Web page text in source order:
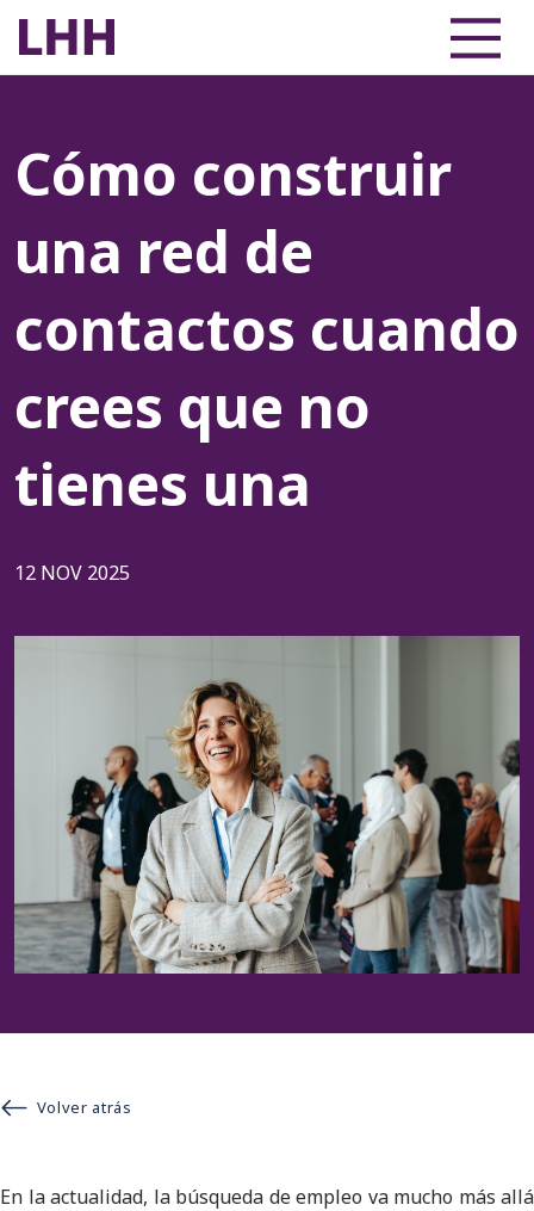
Cómo construir
una red de
contactos cuando
crees que no
tienes una
12 NOV 2025
Volver atrás
En la actualidad, la búsqueda de empleo va mucho más allá